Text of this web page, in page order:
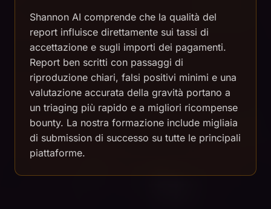
Shannon AI comprende che la qualità del
report influisce direttamente sui tassi di
accettazione e sugli importi dei pagamenti.
Report ben scritti con passaggi di
riproduzione chiari, falsi positivi minimi e una
valutazione accurata della gravità portano a
un triaging più rapido e a migliori ricompense
bounty. La nostra formazione include migliaia
di submission di successo su tutte le principali
piattaforme.